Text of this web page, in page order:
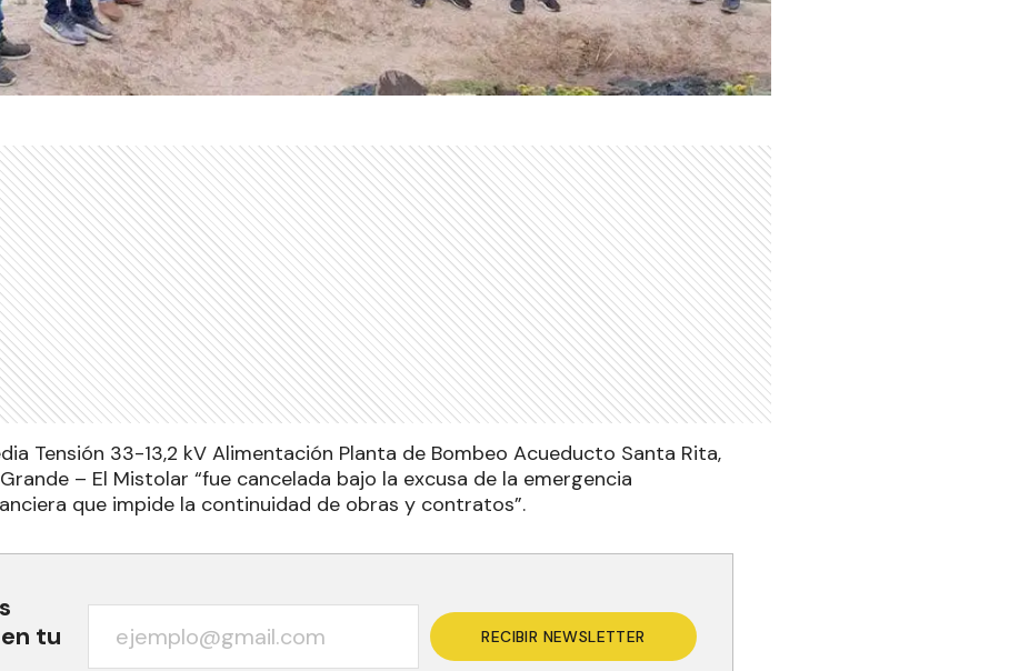
Tensión 33-13,2 kV Alimentación Planta de Bombeo Acueducto Santa Rita,
– El Mistolar “fue cancelada bajo la excusa de la emergencia
que impide la continuidad de obras y contratos”.
tu
RECIBIR NEWSLETTER